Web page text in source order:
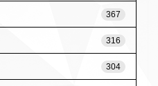
367
316
304